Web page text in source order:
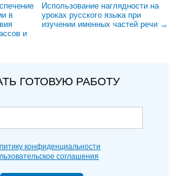
в
и
Использование наглядности на
уроках русского языка при
изучении именных частей речи →
ГОТОВУЮ РАБОТУ
конфиденциальности
соглашения